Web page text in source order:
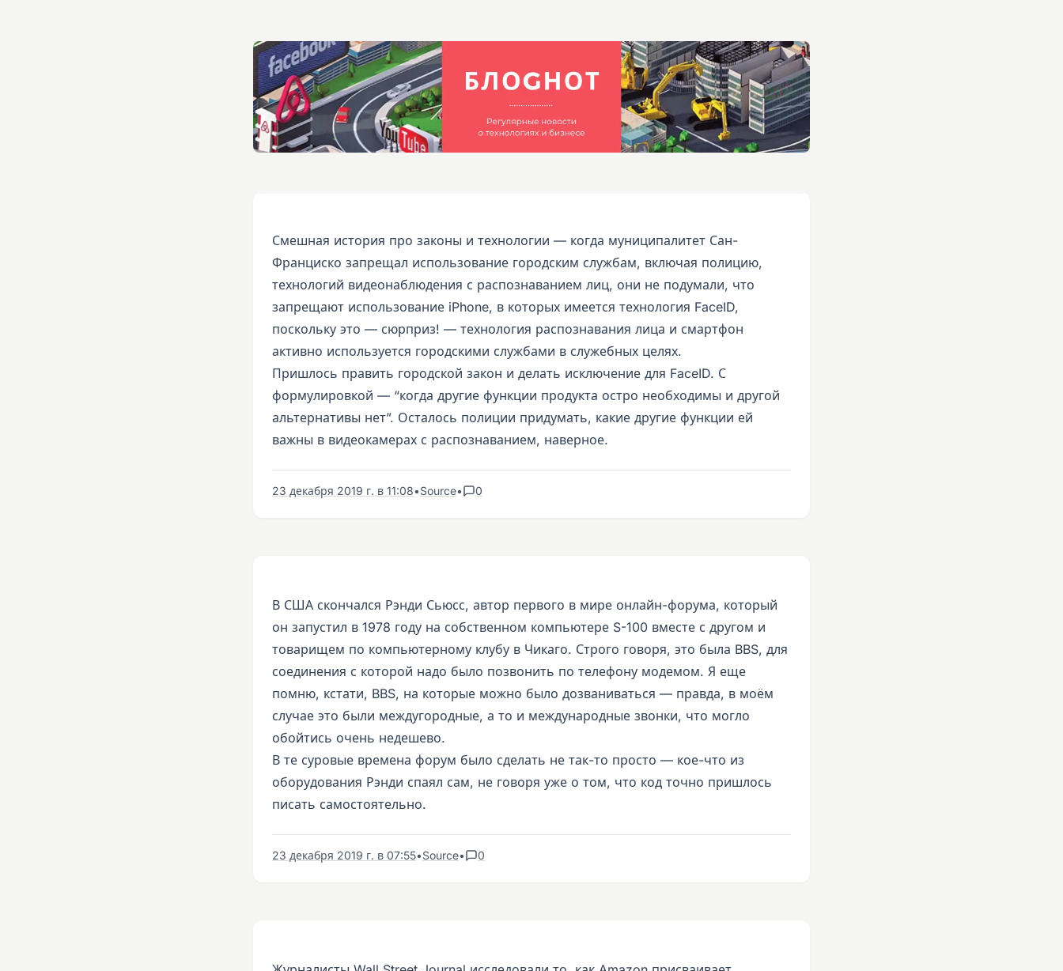
Смешная история про законы и технологии — когда муниципалитет Сан-
Франциско запрещал использование городским службам, включая полицию,
технологий видеонаблюдения с распознаванием лиц, они не подумали, что
запрещают использование iPhone, в которых имеется технология FaceID,
поскольку это — сюрприз! — технология распознавания лица и смартфон
активно используется городскими службами в служебных целях.
Пришлось править городской закон и делать исключение для FaceID. С
формулировкой — “когда другие функции продукта остро необходимы и другой
альтернативы нет”. Осталось полиции придумать, какие другие функции ей
важны в видеокамерах с распознаванием, наверное.
23 декабря 2019 г. в 11:08•Source• 0
В США скончался Рэнди Сьюсс, автор первого в мире онлайн-форума, который
он запустил в 1978 году на собственном компьютере S-100 вместе с другом и
товарищем по компьютерному клубу в Чикаго. Строго говоря, это была BBS, для
соединения с которой надо было позвонить по телефону модемом. Я еще
помню, кстати, BBS, на которые можно было дозваниваться — правда, в моём
случае это были междугородные, а то и международные звонки, что могло
обойтись очень недешево.
В те суровые времена форум было сделать не так-то просто — кое-что из
оборудования Рэнди спаял сам, не говоря уже о том, что код точно пришлось
писать самостоятельно.
23 декабря 2019 г. в 07:55•Source• 0